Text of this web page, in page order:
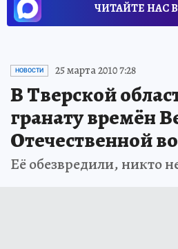
ЧИТАЙТЕ НАС
НОВОСТИ 25 марта 2010 7:28
В Тверской
гранату времён
Отечественной
Её обезвредили, никто